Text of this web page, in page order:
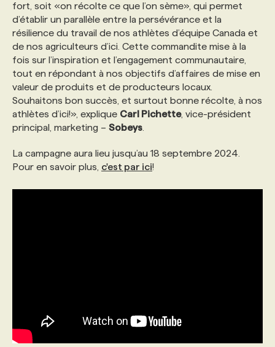
fort, soit «on récolte ce que l’on sème», qui permet
d’établir un parallèle entre la persévérance et la
résilience du travail de nos athlètes d’équipe Canada et
de nos agriculteurs d’ici. Cette commandite mise à la
fois sur l’inspiration et l’engagement communautaire,
tout en répondant à nos objectifs d’affaires de mise en
valeur de produits et de producteurs locaux.
Souhaitons bon succès, et surtout bonne récolte, à nos
athlètes d’ici!», explique Carl Pichette, vice-président
principal, marketing – Sobeys
La campagne aura lieu jusqu’au 18 septembre 2024.
Pour en savoir plus, c'est par ici!